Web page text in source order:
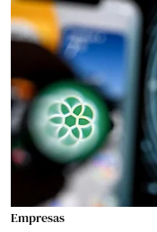
Empresas